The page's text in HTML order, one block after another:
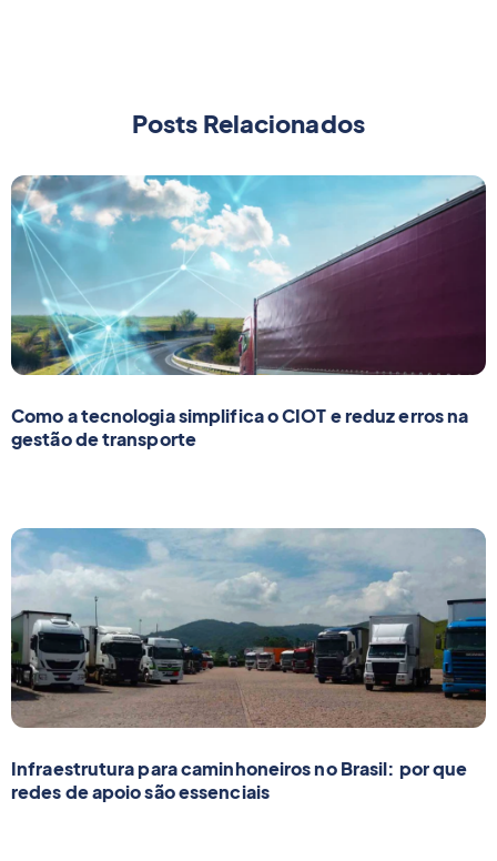
Posts Relacionados
Como a tecnologia simplifica o CIOT e reduz erros na
gestão de transporte
Infraestrutura para caminhoneiros no Brasil: por que
redes de apoio são essenciais